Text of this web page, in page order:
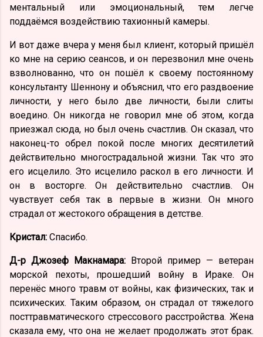
ментальный или эмоциональный, тем легче
поддаёмся воздействию тахионный камеры.
И вот даже вчера у меня был клиент, который пришёл
ко мне на серию сеансов, и он перезвонил мне очень
взволнованно, что он пошёл к своему постоянному
консультанту Шеннону и объяснил, что его раздвоение
личности, у него было две личности, были слиты
воедино. Он никогда не говорил мне об этом, когда
приезжал сюда, но был очень счастлив. Он сказал, что
наконец-то обрел покой после многих десятилетий
действительно многострадальной жизни. Так что это
его исцелило. Это исцелило раскол в его личности. И
он в восторге. Он действительно счастлив. Он
чувствует себя так в первые в жизни. Он много
страдал от жестокого обращения в детстве.
Кристал: Спасибо.
Д-р Джозеф Макнамара: Второй пример — ветеран
морской пехоты, прошедший войну в Ираке. Он
перенёс много травм от войны, как физических, так и
психических. Таким образом, он страдал от тяжелого
посттравматического стрессового расстройства. Жена
сказала ему, что она не желает продолжать этот брак.